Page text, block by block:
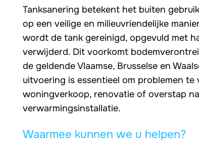
Tanksanering betekent het buiten
op een veilige en milieuvriendelijke
wordt de tank gereinigd, opgevuld met
verwijderd. Dit voorkomt
de geldende Vlaamse, Brusselse en
uitvoering is essentieel om problemen te
woningverkoop, renovatie of overstap
verwarmingsinstallatie.
Waarmee kunnen we u helpen?